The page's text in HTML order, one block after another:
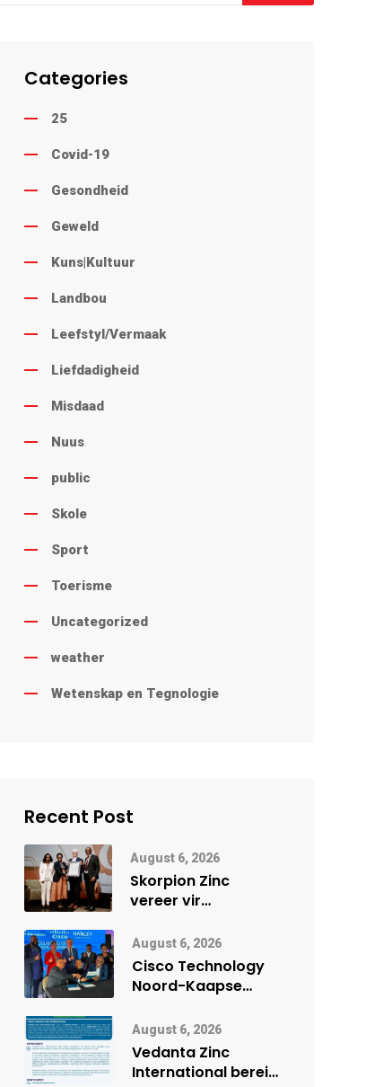
Categories
25
Covid-19
Gesondheid
Geweld
Kuns|Kultuur
Landbou
Leefstyl/Vermaak
Liefdadigheid
Misdaad
Nuus
public
Skole
Sport
Toerisme
Uncategorized
weather
Wetenskap en Tegnologie
Recent Post
August 6, 2026
Skorpion Zinc
vereer vir
veiligheidsprestasie
by Namibië Mynbou
Ekspo
August 6, 2026
Cisco Technology
Noord-Kaapse
digitale toekoms
deur Cisco-
vennootskap
August 6, 2026
Vedanta Zinc
International berei